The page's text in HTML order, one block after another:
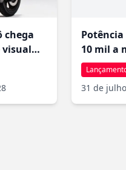
chega
visual
Potência
10 mil a
esportiva
31 de